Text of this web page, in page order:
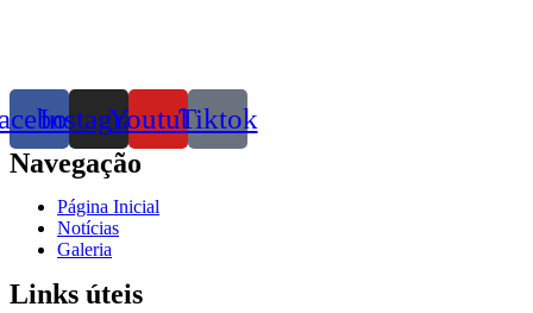
InstagramYoutubeTiktok
Navegação
Página Inicial
Notícias
Galeria
Links úteis